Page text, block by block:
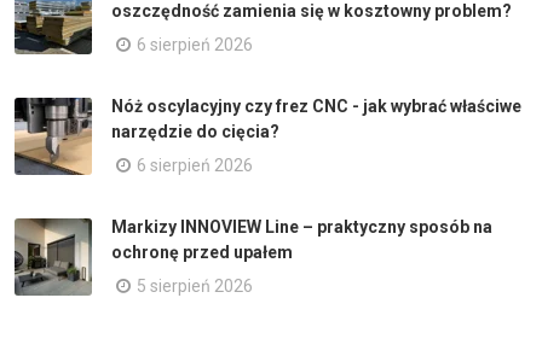
oszczędność zamienia się w kosztowny problem?
6 sierpień 2026
Nóż oscylacyjny czy frez CNC - jak wybrać właściwe
narzędzie do cięcia?
6 sierpień 2026
Markizy INNOVIEW Line – praktyczny sposób na
ochronę przed upałem
5 sierpień 2026